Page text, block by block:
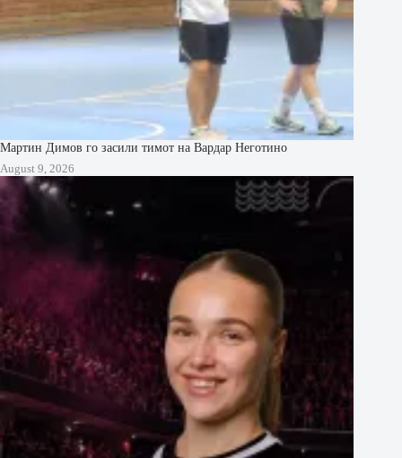
Мартин Димов го засили тимот на Вардар Неготино
August 9, 2026